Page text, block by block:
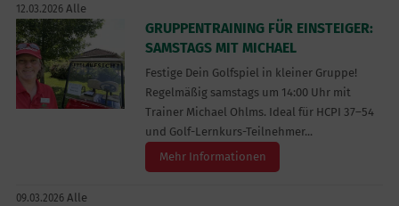
12.03.2026 Alle
GRUPPENTRAINING FÜR EINSTEIGER:
SAMSTAGS MIT MICHAEL
Festige Dein Golfspiel in kleiner Gruppe!
Regelmäßig samstags um 14:00 Uhr mit
Trainer Michael Ohlms. Ideal für HCPI 37–54
und Golf-Lernkurs-Teilnehmer...
Mehr Informationen
09.03.2026 Alle